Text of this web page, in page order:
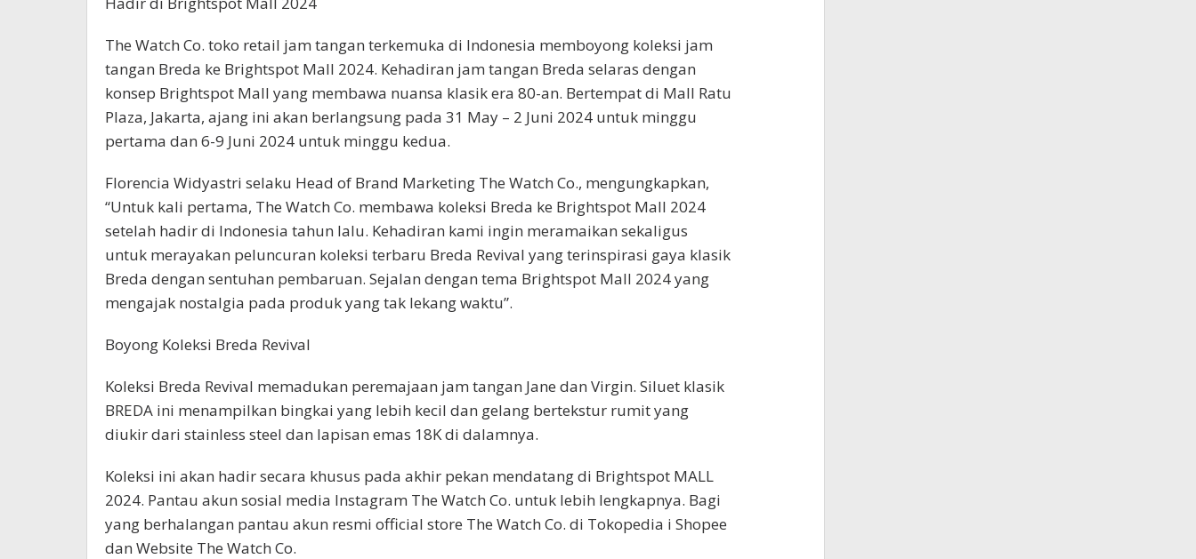
The Watch Co. toko retail jam tangan terkemuka di Indonesia memboyong koleksi jam
tangan Breda ke Brightspot Mall 2024. Kehadiran jam tangan Breda selaras dengan
konsep Brightspot Mall yang membawa nuansa klasik era 80-an. Bertempat di Mall Ratu
Plaza, Jakarta, ajang ini akan berlangsung pada 31 May – 2 Juni 2024 untuk minggu
pertama dan 6-9 Juni 2024 untuk minggu kedua.
Florencia Widyastri selaku Head of Brand Marketing The Watch Co., mengungkapkan,
“Untuk kali pertama, The Watch Co. membawa koleksi Breda ke Brightspot Mall 2024
setelah hadir di Indonesia tahun lalu. Kehadiran kami ingin meramaikan sekaligus
untuk merayakan peluncuran koleksi terbaru Breda Revival yang terinspirasi gaya klasik
Breda dengan sentuhan pembaruan. Sejalan dengan tema Brightspot Mall 2024 yang
mengajak nostalgia pada produk yang tak lekang waktu”.
Boyong Koleksi Breda Revival
Koleksi Breda Revival memadukan peremajaan jam tangan Jane dan Virgin. Siluet klasik
BREDA ini menampilkan bingkai yang lebih kecil dan gelang bertekstur rumit yang
diukir dari stainless steel dan lapisan emas 18K di dalamnya.
Koleksi ini akan hadir secara khusus pada akhir pekan mendatang di Brightspot MALL
2024. Pantau akun sosial media Instagram The Watch Co. untuk lebih lengkapnya. Bagi
yang berhalangan pantau akun resmi official store The Watch Co. di Tokopedia i Shopee
dan Website The Watch Co.